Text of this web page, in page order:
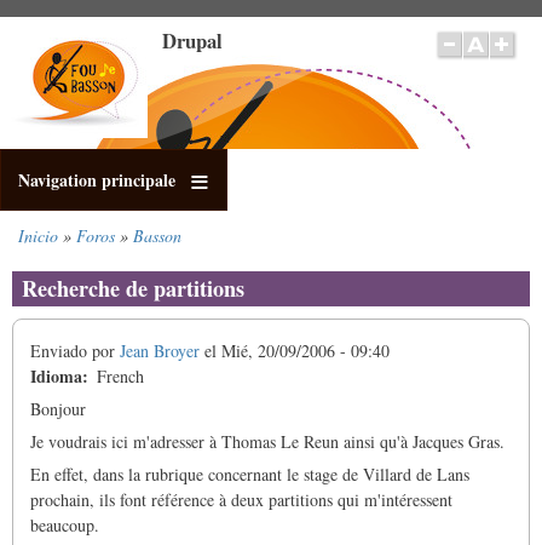
contenido
principal
Drupal
Navigation principale
enlaces
de
a
la
navegación
Inicio Foros Basson
Recherche de partitions
Enviado por Jean Broyer el Mié, 20/09/2006 - 09:40
Idioma
French
Bonjour
Je voudrais ici m'adresser à Thomas Le Reun ainsi qu'à Jacques Gras.
En effet, dans la rubrique concernant le stage de Villard de Lans
prochain, ils font référence à deux partitions qui m'intéressent
beaucoup.